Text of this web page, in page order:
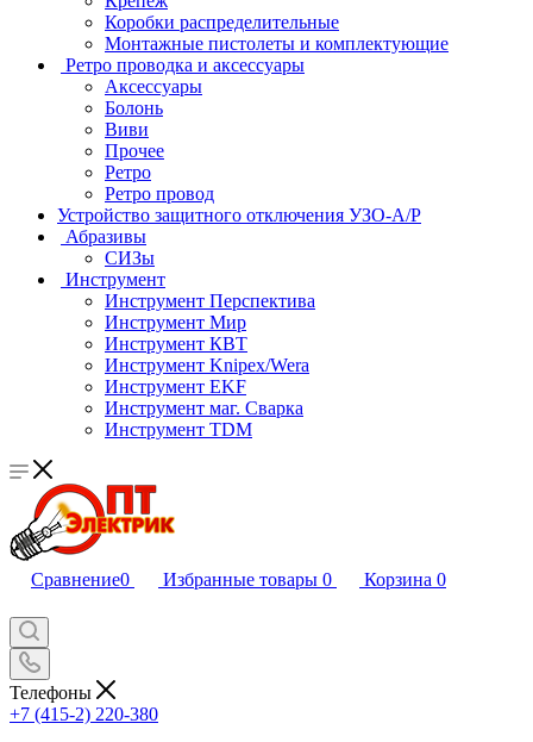
Коробки распределительные
Монтажные пистолеты и комплектующие
Ретро проводка и аксессуары
Аксессуары
Болонь
Виви
Прочее
Ретро
Ретро провод
Устройство защитного отключения УЗО-А/Р
Абразивы
СИЗы
Инструмент
Инструмент Перспектива
Инструмент Мир
Инструмент КВТ
Инструмент Knipex/Wera
Инструмент EKF
Инструмент маг. Сварка
Инструмент TDM
Сравнение0 Избранные товары 0 Корзина 0
Телефоны
+7 (415-2) 220-380